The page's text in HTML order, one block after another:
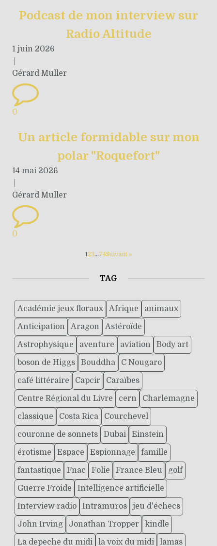
Podcast de mon interview sur
Radio Altitude
1 juin 2026
Gérard Muller
0
Un article formidable sur mon
polar "Roquefort"
14 mai 2026
Gérard Muller
0
123…74Suivant »
TAG
Académie jeux floraux Afrique animaux
Anticipation Aragon Astéroïde
Astrophysique aventure aviation Body art
boson de Higgs Bouddha C Nougaro
café littéraire Capcir Caraïbes
Centre Régional du Livre cern Charlemagne
classique Costa Rica Courchevel
couronne de sonnets Dubai Einstein
érotisme Espace Espionnage famille
fantastique Fnac Folie France Bleu golf
Guerre Froide Intelligence artificielle
Interview radio Intramuros jeu d'échecs
John Irving Jonathan Tropper kindle
La depeche du midi la voix du midi lamas